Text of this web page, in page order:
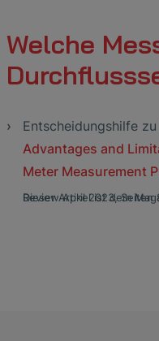
Welche
Entscheidungshilfe
Advantages and
Meter Measurement
Dieser Artikel ist dem Magazin European